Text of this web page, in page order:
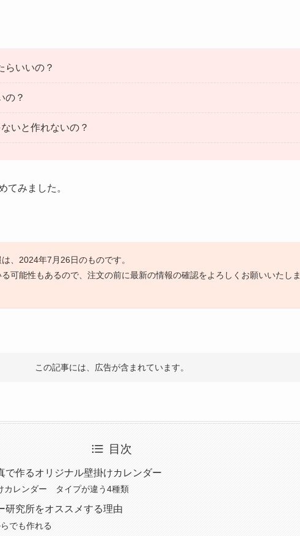
らいいの？
の？
いと作れないの？
てみました。
、2024年7月26日のものです。
可能性もあるので、注文の前に最新の情報の確認をよろしくお願いいたしま
この記事には、広告が含まれています。
目次
で作るオリジナル壁掛けカレンダー
カレンダー タイプが違う4種類
研究所をオススメする理由
でも作れる